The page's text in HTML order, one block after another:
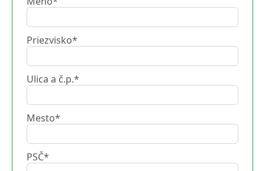
Priezvisko*
Ulica a č.p.*
Mesto*
PSČ*